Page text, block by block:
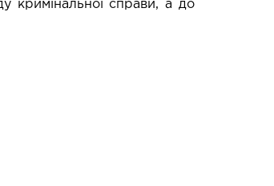
кримінальної справи, а до